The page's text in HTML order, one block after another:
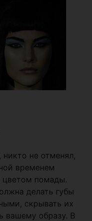
не отменял,
временем
цветом помады.
делать губы
скрывать их
вашему образу. В